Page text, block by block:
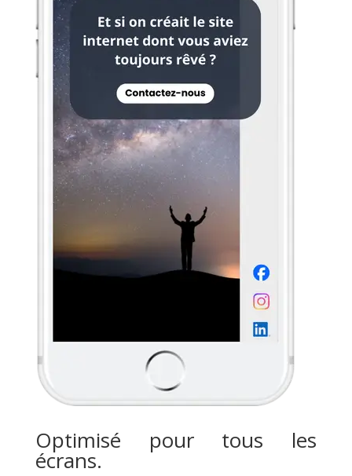
Optimisé pour tous les
écrans.